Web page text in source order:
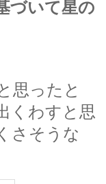
づいて星の
思ったと
くわすと思
さそうな